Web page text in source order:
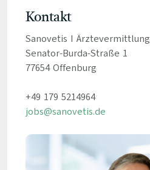
Kontakt
Sanovetis I Ärztevermittlung
Senator-Burda-Straße 1
77654 Offenburg
+49 179 5214964
jobs@sanovetis.de